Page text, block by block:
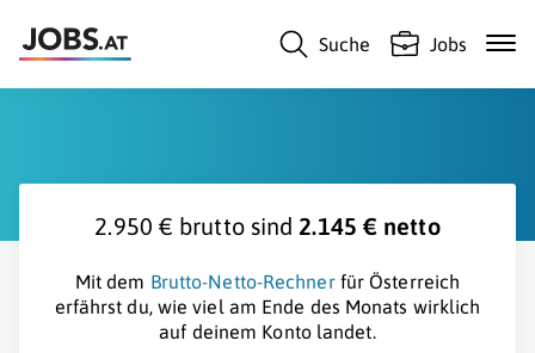
Suche Jobs
2.950 € brutto sind2.145 € netto
Mit dem Brutto-Netto-Rechnerfür Österreich
erfährst du, wie viel am Ende des Monats wirklich
auf deinem Konto landet.